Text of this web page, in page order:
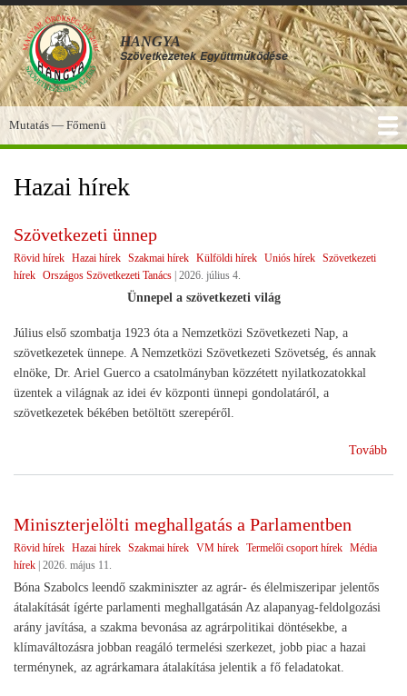
Ugrás
a
tartalomra
HANGYA
Szövetkezetek Együttműködése
Főmenü
Mutatás — Főmenü
Hazai hírek
Szövetkezeti ünnep
Rövid hírek Hazai hírek Szakmai hírek Külföldi hírek Uniós hírek Szövetkezeti
hírek Országos Szövetkezeti Tanács 2026. július 4.
Ünnepel a szövetkezeti világ
Július első szombatja 1923 óta a Nemzetközi Szövetkezeti Nap, a
szövetkezetek ünnepe. A Nemzetközi Szövetkezeti Szövetség, és annak
elnöke, Dr. Ariel Guerco a csatolmányban közzétett nyilatkozatokkal
üzentek a világnak az idei év központi ünnepi gondolatáról, a
szövetkezetek békében betöltött szerepéről.
Tovább
Miniszterjelölti meghallgatás a Parlamentben
Rövid hírek Hazai hírek Szakmai hírek VM hírek Termelői csoport hírek Média
hírek | 2026. május 11.
Bóna Szabolcs leendő szakminiszter az agrár- és élelmiszeripar jelentős
átalakítását ígérte parlamenti meghallgatásán Az alapanyag-feldolgozási
arány javítása, a szakma bevonása az agrárpolitikai döntésekbe, a
klímaváltozásra jobban reagáló termelési szerkezet, jobb piac a hazai
terménynek, az agrárkamara átalakítása jelentik a fő feladatokat.